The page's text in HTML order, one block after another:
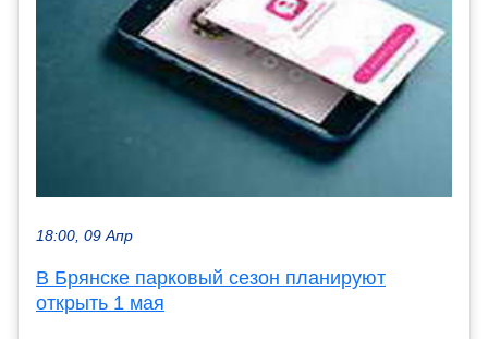
18:00, 09 Апр
В Брянске парковый сезон планируют
открыть 1 мая